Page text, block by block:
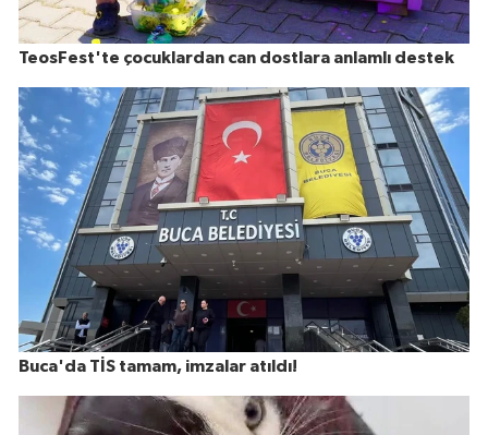
TeosFest'te çocuklardan can dostlara anlamlı destek
Buca'da TİS tamam, imzalar atıldı!